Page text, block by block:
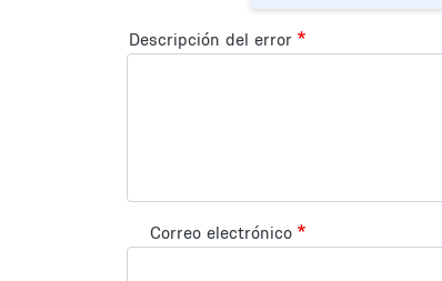
Descripción del error
Correo electrónico